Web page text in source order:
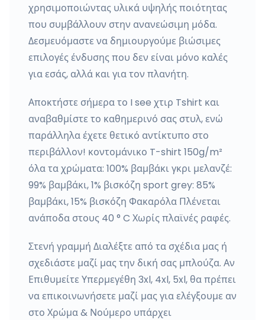
χρησιμοποιώντας υλικά υψηλής ποιότητας
που συμβάλλουν στην ανανεώσιμη μόδα.
Δεσμευόμαστε να δημιουργούμε βιώσιμες
επιλογές ένδυσης που δεν είναι μόνο καλές
για εσάς, αλλά και για τον πλανήτη.
Αποκτήστε σήμερα το I see χτιρ Tshirt και
αναβαθμίστε το καθημερινό σας στυλ, ενώ
παράλληλα έχετε θετικό αντίκτυπο στο
περιβάλλον! κοντομάνικο T-shirt 150g/m²
όλα τα χρώματα: 100% βαμβάκι γκρι μελανζέ:
99% βαμβάκι, 1% βισκόζη sport grey: 85%
βαμβάκι, 15% βισκόζη Φακαρόλα Πλένεται
ανάποδα στους 40 ° C Χωρίς πλαϊνές ραφές.
Στενή γραμμή Διαλέξτε από τα σχέδια μας ή
σχεδιάστε μαζί μας την δική σας μπλούζα. Αν
Επιθυμείτε Υπερμεγέθη 3xl, 4xl, 5xl, θα πρέπει
να επικοινωνήσετε μαζί μας για ελέγξουμε αν
στο Χρώμα & Νούμερο υπάρχει